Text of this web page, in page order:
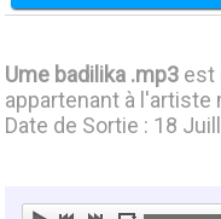
Ume badilika .mp3 est
appartenant à
Date de Sortie : 18